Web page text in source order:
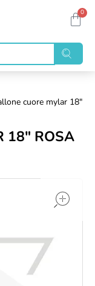
0
cuore mylar 18"
18" ROSA